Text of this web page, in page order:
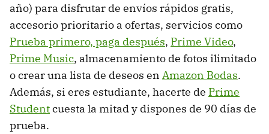
año) para disfrutar de envíos rápidos gratis,
accesorio prioritario a ofertas, servicios como
Prueba primero, paga después, Prime Video,
Prime Music, almacenamiento de fotos ilimitado
o crear una lista de deseos en Amazon Bodas.
Además, si eres estudiante, hacerte de Prime
Studentcuesta la mitad y dispones de 90 días de
prueba.